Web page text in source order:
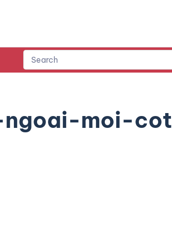
moi-cot